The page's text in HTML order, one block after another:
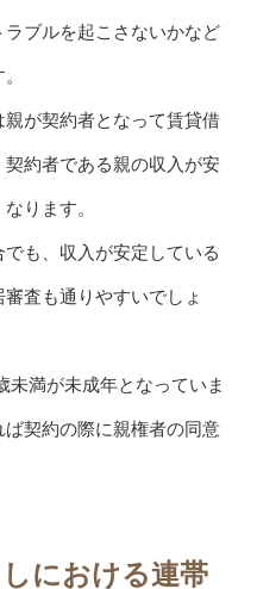
ブルを起こさないかなど
が契約者となって賃貸借
約者である親の収入が安
ります。
も、収入が安定している
査も通りやすいでしょ
未満が未成年となっていま
契約の際に親権者の同意
における連帯